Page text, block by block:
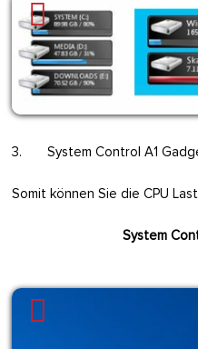
3. System Control A1
Somit können Sie die CPU
System